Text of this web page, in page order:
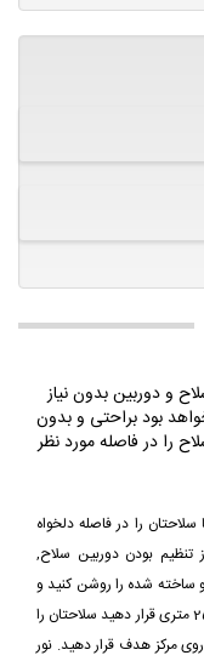
و دوربین بدون نیاز
خواهد بود براحتی و بدون
را در فاصله مورد نظر
را در فاصله دلخواه
از تنظیم بودن دوربین سلاح,
ساخته شده را روشن کنید و
داخل لوله سلاحتان قرار دهید. یک سیبل را در فاصله 25 متری قرار دهید سلاحتان را
مرکز هدف قرار دهید. نور